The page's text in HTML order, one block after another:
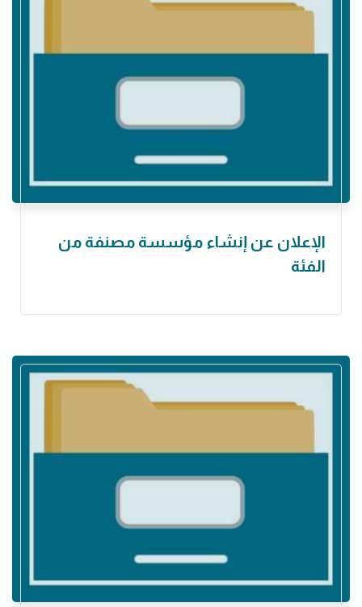
الإعلان عن إنشاء مؤسسة مصنفة من
الفئة ‏